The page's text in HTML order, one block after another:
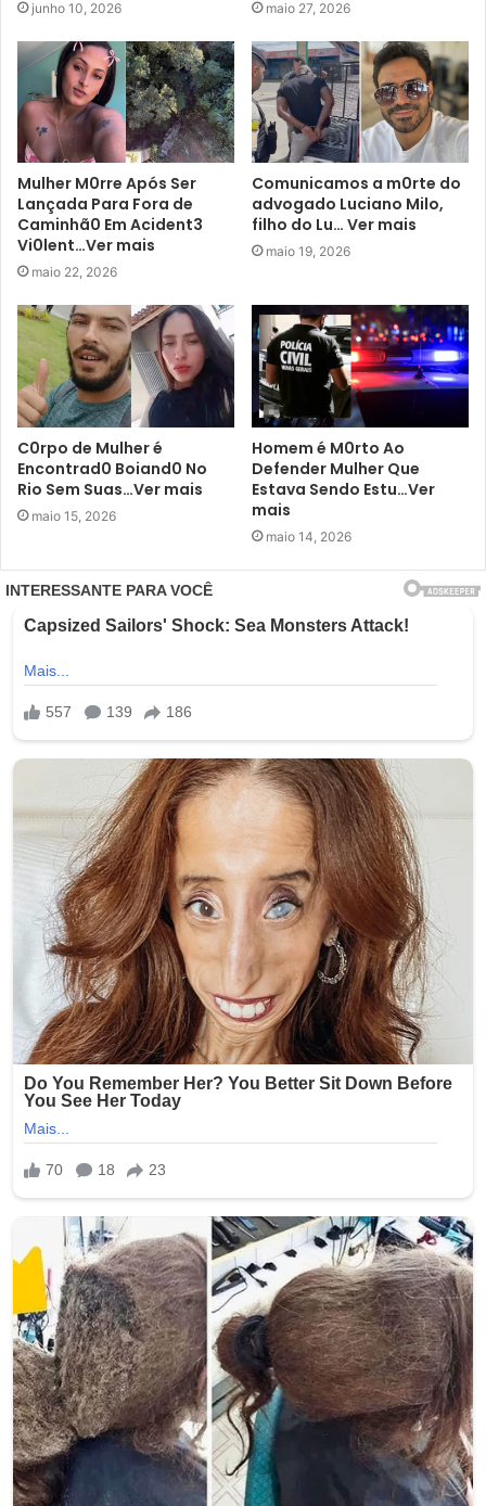
junho 10, 2026 maio 27, 2026
Mulher M0rre Após Ser
Lançada Para Fora de
Caminhã0 Em Acident3
Vi0lent…Ver mais
maio 22, 2026
Comunicamos a m0rte do
advogado Luciano Milo,
filho do Lu… Ver mais
maio 19, 2026
C0rpo de Mulher é
Encontrad0 Boiand0 No
Rio Sem Suas…Ver mais
maio 15, 2026
Homem é M0rto Ao
Defender Mulher Que
Estava Sendo Estu…Ver
mais
maio 14, 2026